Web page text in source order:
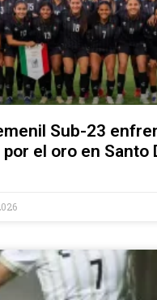
Sub-23
el oro en Santo